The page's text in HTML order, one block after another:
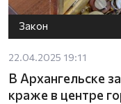
Закон
22.04.2025 19:11
В Архангельске
краже в центре